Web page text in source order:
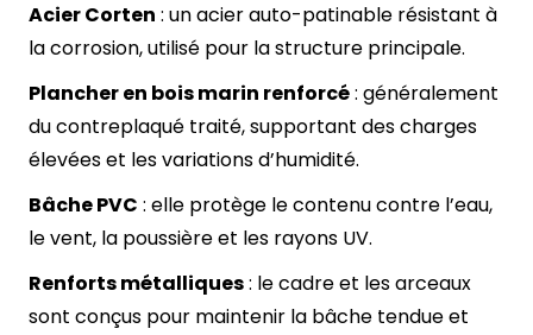
Acier Corten : un acier auto-patinable résistant à
la corrosion, utilisé pour la structure principale.
Plancher en bois marin renforcé: généralement
du contreplaqué traité, supportant des charges
élevées et les variations d’humidité.
Bâche PVC : elle protège le contenu contre l’eau,
le vent, la poussière et les rayons UV.
Renforts métalliques: le cadre et les arceaux
sont conçus pour maintenir la bâche tendue et